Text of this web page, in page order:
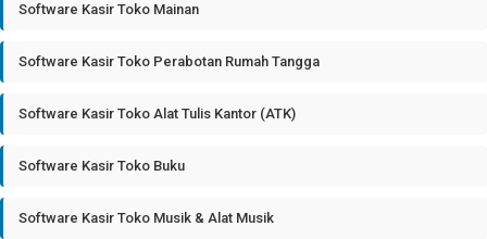
Software Kasir Toko Mainan
Software Kasir Toko Perabotan Rumah Tangga
Software Kasir Toko Alat Tulis Kantor (ATK)
Software Kasir Toko Buku
Software Kasir Toko Musik & Alat Musik